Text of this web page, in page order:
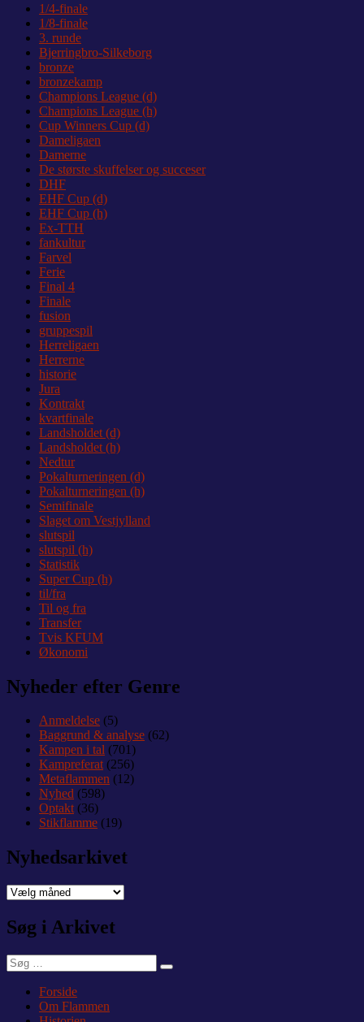
1/4-finale
1/8-finale
3. runde
Bjerringbro-Silkeborg
bronze
bronzekamp
Champions League (d)
Champions League (h)
Cup Winners Cup (d)
Dameligaen
Damerne
De største skuffelser og succeser
DHF
EHF Cup (d)
EHF Cup (h)
Ex-TTH
fankultur
Farvel
Ferie
Final 4
Finale
fusion
gruppespil
Herreligaen
Herrerne
historie
Jura
Kontrakt
kvartfinale
Landsholdet (d)
Landsholdet (h)
Nedtur
Pokalturneringen (d)
Pokalturneringen (h)
Semifinale
Slaget om Vestjylland
slutspil
slutspil (h)
Statistik
Super Cup (h)
til/fra
Til og fra
Transfer
Tvis KFUM
Økonomi
Nyheder efter Genre
Anmeldelse (5)
Baggrund & analyse (62)
Kampen i tal (701)
Kampreferat(256)
Metaflammen (12)
Nyhed (598)
Optakt(36)
Stikflamme (19)
Nyhedsarkivet
Nyhedsarkivet
Søg i Arkivet
Søg
efter:
Søg
Forside
Om Flammen